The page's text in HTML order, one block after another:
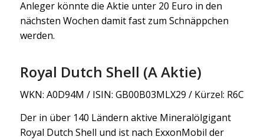
Anleger könnte die Aktie unter 20 Euro in den
nächsten Wochen damit fast zum Schnäppchen
werden.
Royal Dutch Shell (A Aktie)
WKN: A0D94M / ISIN: GB00B03MLX29 / Kürzel: R6C
Der in über 140 Ländern aktive Mineralölgigant
Royal Dutch Shell und ist nach ExxonMobil der